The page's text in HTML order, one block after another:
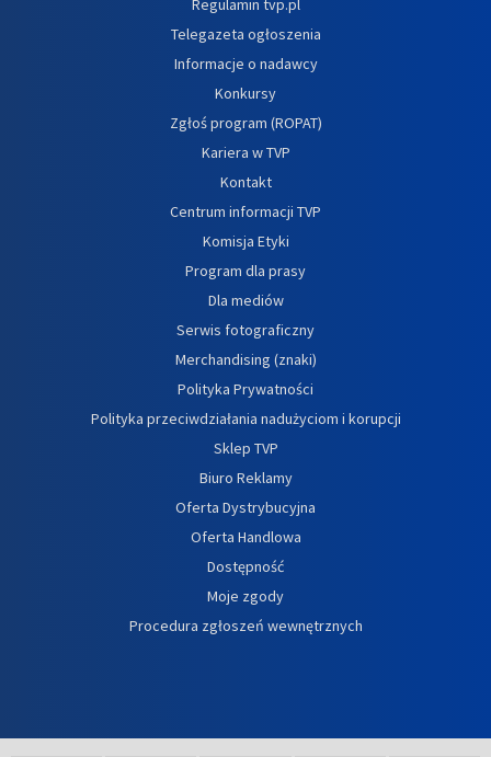
Regulamin tvp.pl
Telegazeta ogłoszenia
Informacje o nadawcy
Konkursy
Zgłoś program (ROPAT)
Kariera w TVP
Kontakt
Centrum informacji TVP
Komisja Etyki
Program dla prasy
Dla mediów
Serwis fotograficzny
Merchandising (znaki)
Polityka Prywatności
Polityka przeciwdziałania nadużyciom i korupcji
Sklep TVP
Biuro Reklamy
Oferta Dystrybucyjna
Oferta Handlowa
Dostępność
Moje zgody
Procedura zgłoszeń wewnętrznych